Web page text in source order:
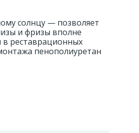
солнцу — позволяет
и фризы вполне
в реставрационных
пенополиуретан